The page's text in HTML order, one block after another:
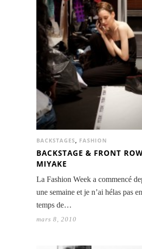
BACKSTAGES, FASHION
BACKSTAGE & FRONT
MIYAKE
La Fashion Week a commencé
une semaine et je n’ai hélas pas
temps de…
mars 8, 2010